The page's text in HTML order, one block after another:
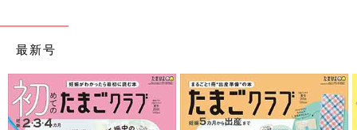
出典：Instagramアカウント「omami_2614」
こちらはomami_2614さんが購入した、ミニーマウスの半袖Tシ
ャツとスカート。Tシャツのリボン部分はサガラ刺しゅうで立体
最新号